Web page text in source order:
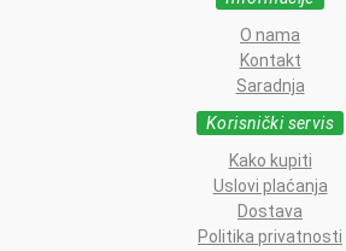
O nama
Kontakt
Saradnja
Korisnički servis
Kako kupiti
Uslovi plaćanja
Dostava
Politika privatnosti